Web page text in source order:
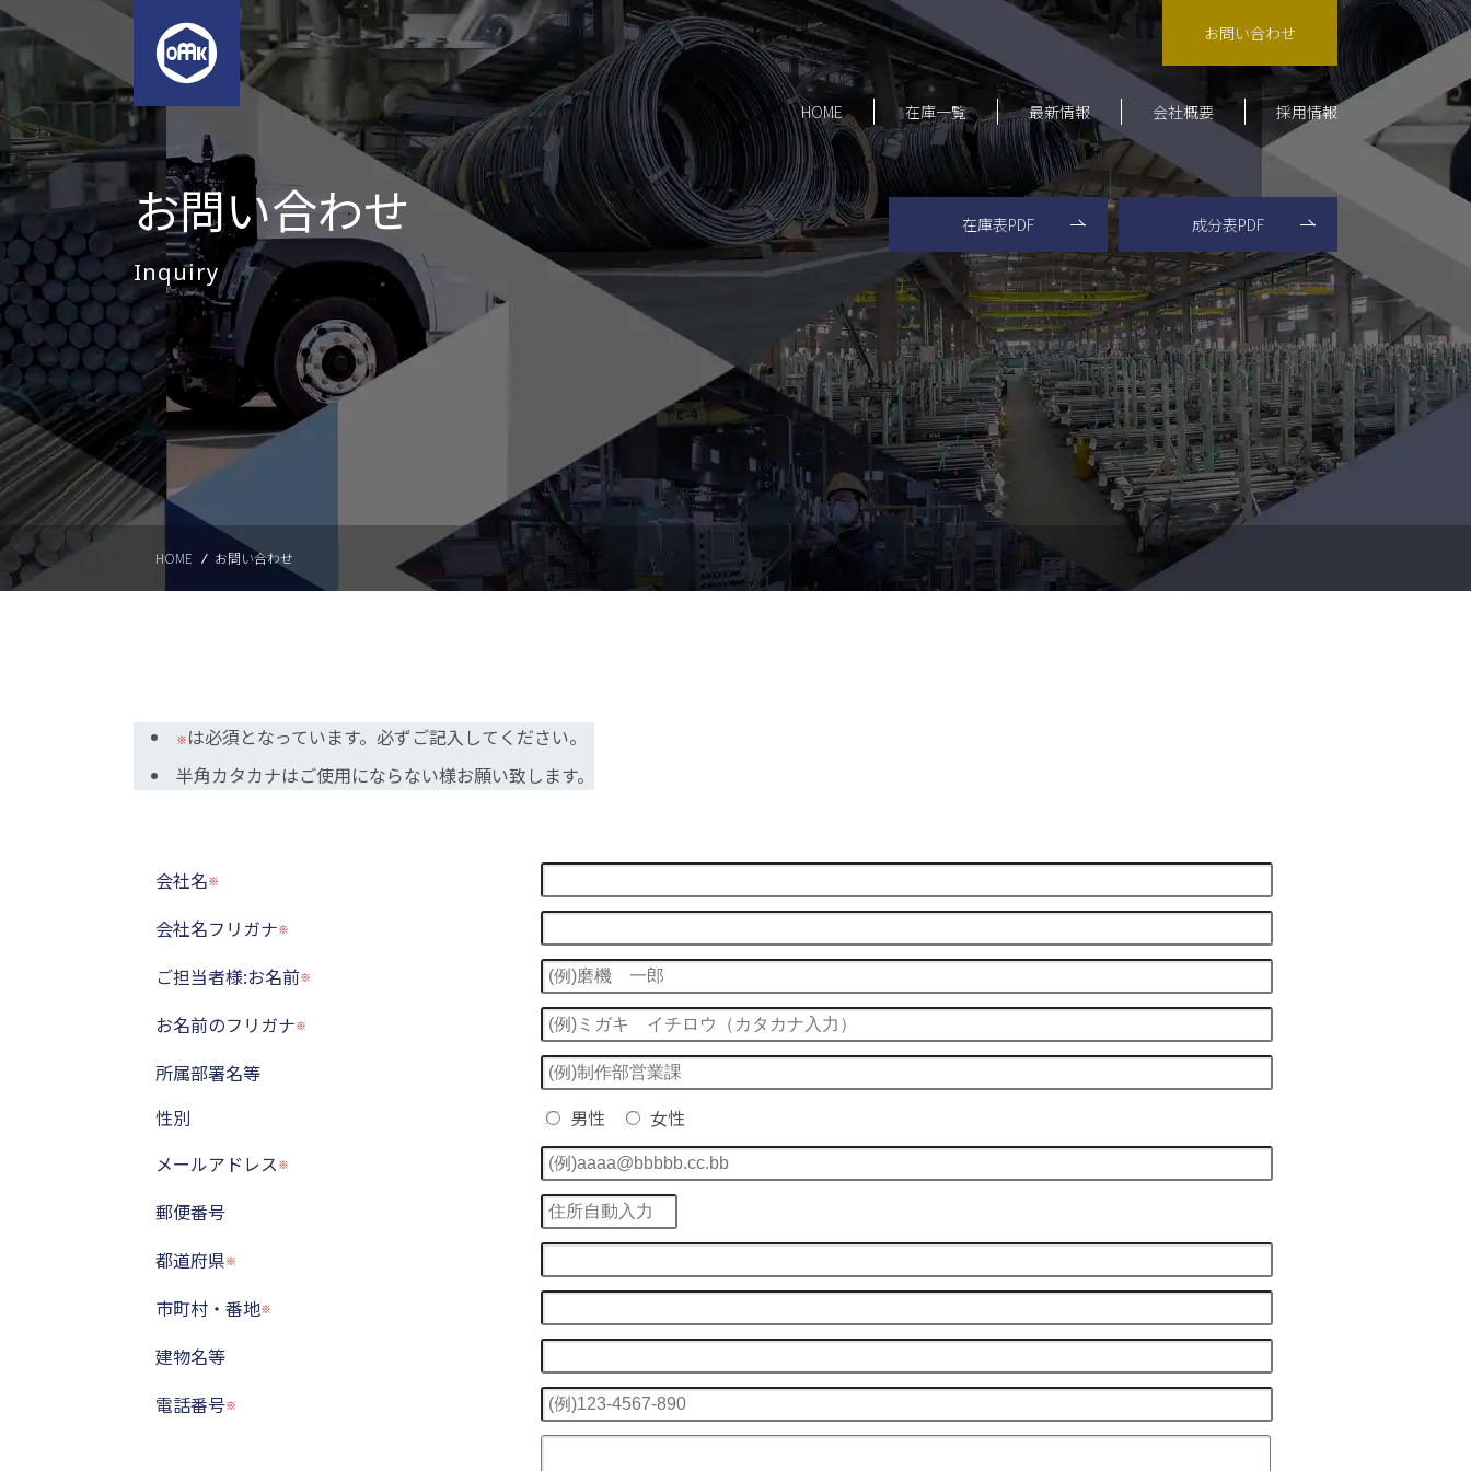
HOME 在庫一覧 最新情報 会社概要 採用情報
お問い合わせ
在庫表PDF 成分表PDF
お問い合わせ
Inquiry
HOME お問い合わせ
は必須となっています。必ずご記入してください。
半角カタカナはご使用にならない様お願い致します。
会社名
会社名フリガナ
ご担当者様:お名前
お名前のフリガナ
所属部署名等
性別
男性
女性
メールアドレス
郵便番号
都道府県
市町村・番地
建物名等
電話番号